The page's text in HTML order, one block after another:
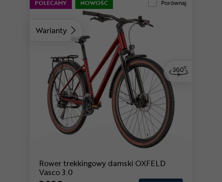
Warianty
POLECAMY NOWOŚĆ Porównaj
Rower trekkingowy damski OXFELD
Vasco 3.0